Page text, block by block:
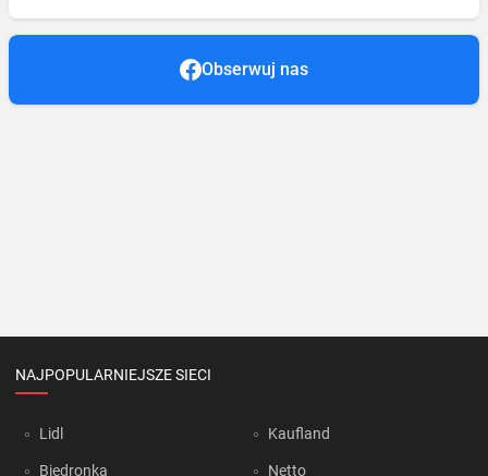
Obserwuj nas
NAJPOPULARNIEJSZE SIECI
Lidl
Biedronka
Kaufland
Netto